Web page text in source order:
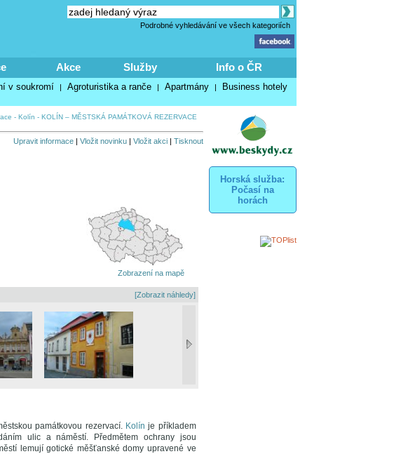
Podrobné vyhledávání ve všech kategoriích
Akce Služby Info o ČR
v soukromí | Agroturistika a ranče | Apartmány | Business hotely
- Kolín - KOLÍN – MĚSTSKÁ PAMÁTKOVÁ REZERVACE
Upravit informace| Vložit novinku| Vložit akci| Tisknout
Zobrazení na mapě
[Zobrazit náhledy]
památkovou rezervací. Kolín je příkladem
ulic a náměstí. Předmětem ochrany jsou
lemují gotické měšťanské domy upravené ve
Horská služba:
Počasí na
horách